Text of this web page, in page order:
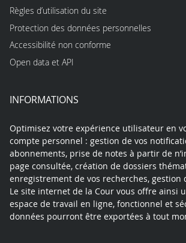
Règles d’utilisation du site
Protection des données personnelles
Accessibilité non conforme
Open data et API
INFORMATIONS
Optimisez votre expérience utilisateur en
compte personnel : gestion de vos
abonnements, prise de notes à partir de
page consultée, création de dossiers
enregistrement de vos recherches, gestion
Le site internet de la Cour vous offre ainsi
espace de travail en ligne, fonctionnel et
données pourront être exportées à tout